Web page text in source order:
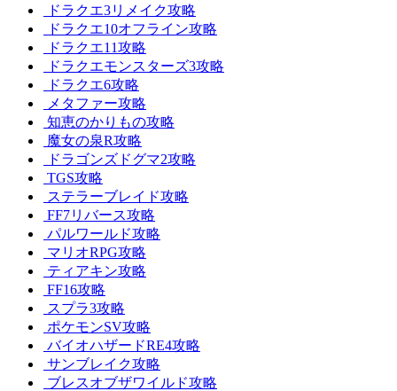
ドラクエ3リメイク攻略
ドラクエ10オフライン攻略
ドラクエ11攻略
ドラクエモンスターズ3攻略
ドラクエ6攻略
メタファー攻略
知恵のかりもの攻略
魔女の泉R攻略
ドラゴンズドグマ2攻略
TGS攻略
ステラーブレイド攻略
FF7リバース攻略
パルワールド攻略
マリオRPG攻略
ティアキン攻略
FF16攻略
スプラ3攻略
ポケモンSV攻略
バイオハザードRE4攻略
サンブレイク攻略
ブレスオブザワイルド攻略